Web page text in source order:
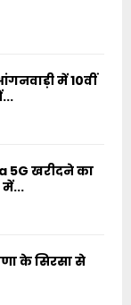
में 10वीं
5G खरीदने का
में...
के सिरसा से